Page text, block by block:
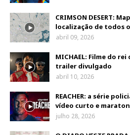
CRIMSON DESERT:
localização de todos
abril 09, 2026
MICHAEL: Filme do
trailer divulgado
abril 10, 2026
REACHER: a série
vídeo curto e
julho 28, 2026